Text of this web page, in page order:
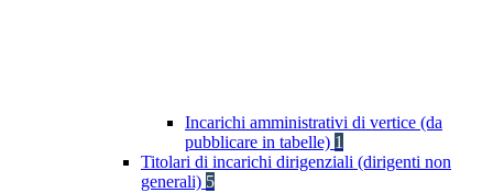
Incarichi amministrativi di vertice (da
pubblicare in tabelle) 1
Titolari di incarichi dirigenziali (dirigenti non
generali) 5